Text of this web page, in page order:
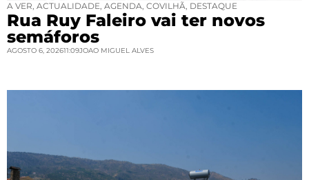
A VER, ACTUALIDADE, AGENDA, COVILHÃ, DESTAQUE
Rua Ruy Faleiro vai ter novos
semáforos
AGOSTO 6, 202611:09JOAO MIGUEL ALVES